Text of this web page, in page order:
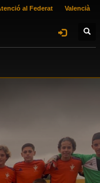
al Federat Valencià